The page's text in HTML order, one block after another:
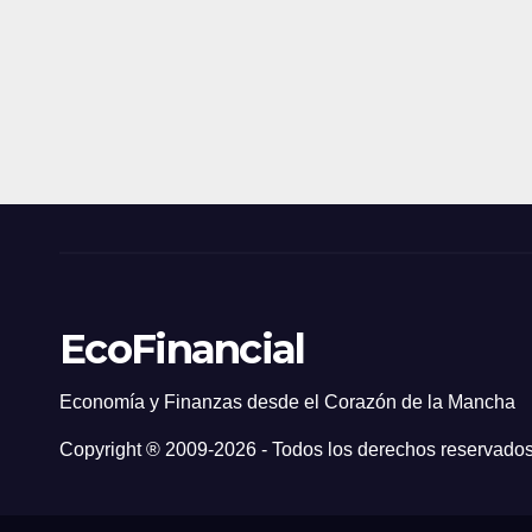
EcoFinancial
Economía y Finanzas desde el Corazón de la Mancha
Copyright ® 2009-2026 - Todos los derechos